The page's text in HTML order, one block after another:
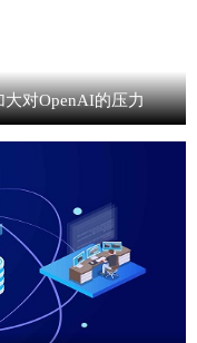
对OpenAI的压力